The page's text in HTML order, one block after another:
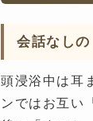
会話なし
頭浸浴中は耳
ンではお互い